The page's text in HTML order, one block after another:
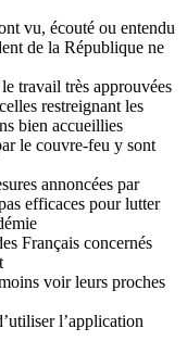
vu, écouté ou entendu
de la République ne
travail très approuvées
restreignant les
bien accueillies
le couvre-feu y sont
annoncées par
efficaces pour lutter
Français concernés
voir leurs proches
l’application